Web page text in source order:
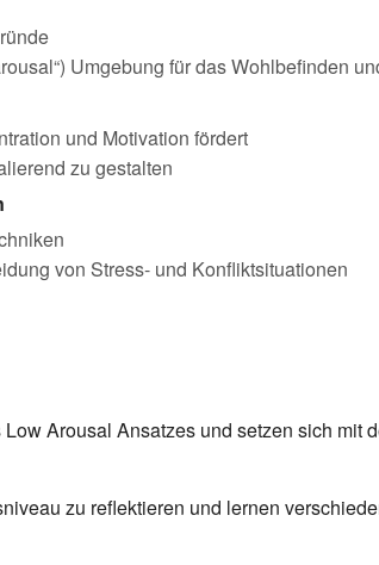
Umgebung für das Wohlbefinden
und Motivation fördert
zu gestalten
von Stress- und Konfliktsituationen
Arousal Ansatzes und setzen sich mit
zu reflektieren und lernen